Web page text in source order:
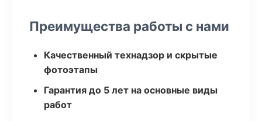
Преимущества работы с нами
Качественный технадзор и скрытые
фотоэтапы
Гарантия до 5 лет на основные виды
работ